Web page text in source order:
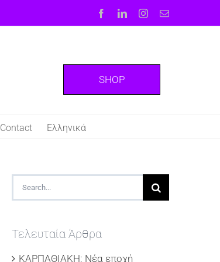
FacebookLinkedInInstagram
Email
SHOP
Contact Ελληνικά
Search
for:
Τελευταία Άρθρα
ΚΑΡΠΑΘΙΑΚΗ: Νέα εποχή